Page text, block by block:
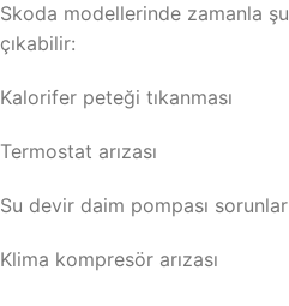
Skoda modellerinde zamanla
çıkabilir:
Kalorifer peteği tıkanması
Termostat arızası
Su devir daim pompası
Klima kompresör arızası